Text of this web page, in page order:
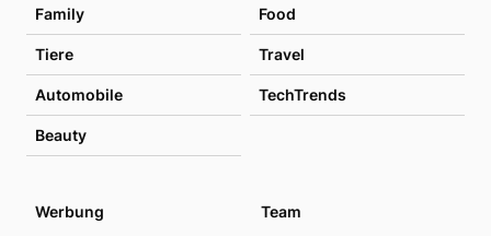
Family Food
Tiere Travel
Automobile TechTrends
Beauty
Werbung
Team